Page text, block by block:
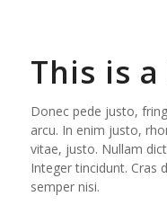
This is
Donec pede justo,
arcu. In enim justo,
vitae, justo. Nullam
Integer tincidunt. Cras
semper nisi.